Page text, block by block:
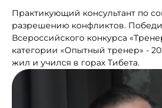
Практикующий консультант по
разрешению конфликтов.
Всероссийского конкурса
категории «Опытный тренер» -
жил и учился в горах Тибета.